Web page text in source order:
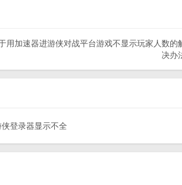
用加速器进游侠对战平台游戏不显示玩家人数的
决办
登录器显示不全